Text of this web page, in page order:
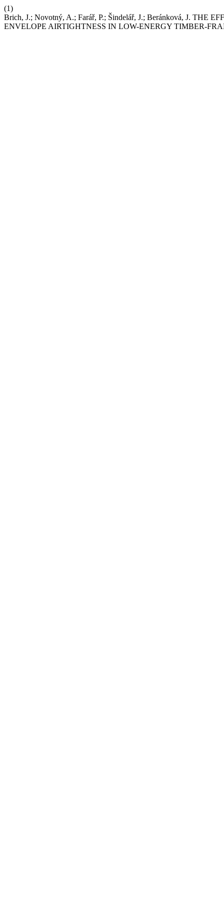
(1)
Brich, J.; Novotný, A.; Farář, P.; Šindelář, J.; Beránková, J. THE
ENVELOPE AIRTIGHTNESS IN LOW-ENERGY TIMBER-